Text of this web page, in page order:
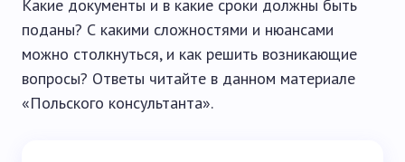
Какие документы и в какие сроки должны быть
поданы? С какими сложностями и нюансами
можно столкнуться, и как решить возникающие
вопросы? Ответы читайте в данном материале
«Польского консультанта».